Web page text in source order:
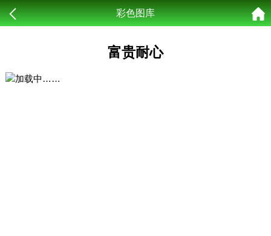
彩色图库
富贵耐心